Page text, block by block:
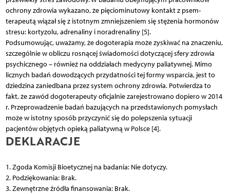
ochrony zdrowia wykazano, że pięciominutowy kontakt z psem-
terapeutą wiązał się z istotnym zmniejszeniem się stężenia hormonów
stresu: kortyzolu, adrenaliny i noradrenaliny [5].
Podsumowując, uważamy, że dogoterapia może zyskiwać na znaczeniu,
szczególnie w obliczu rosnącej świadomości dotyczącej sfery zdrowia
psychicznego – również na oddziałach medycyny paliatywnej. Mimo
licznych badań dowodzących przydatności tej formy wsparcia, jest to
dziedzina zaniedbana przez system ochrony zdrowia. Potwierdza to
fakt, że zawód dogoterapeuty oficjalnie zarejestrowano dopiero w 2014
r. Przeprowadzenie badań bazujących na przedstawionych pomysłach
może w istotny sposób przyczynić się do polepszenia sytuacji
pacjentów objętych opieką paliatywną w Polsce [4].
DEKLARACJE
1. Zgoda Komisji Bioetycznej na badania: Nie dotyczy.
2. Podziękowania: Brak.
3. Zewnętrzne źródła finansowania: Brak.